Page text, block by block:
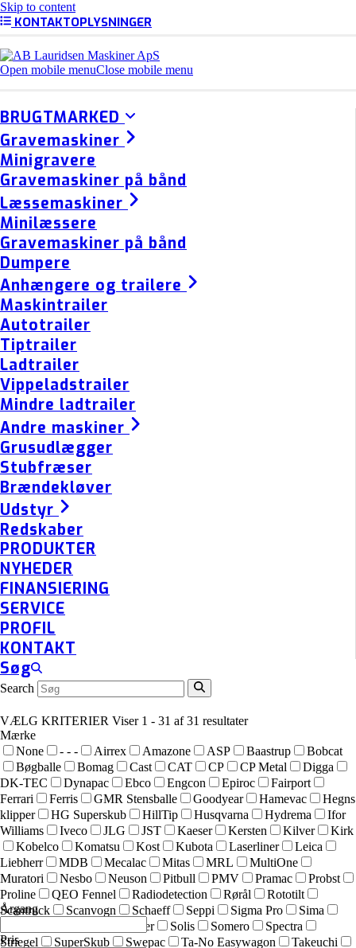
Skip to content
KONTAKTOPLYSNINGER
Open mobile menuClose mobile menu
BRUGTMARKED
Gravemaskiner
Minigravere
Gravemaskiner på bånd
Læssemaskiner
Minilæssere
Gravemaskiner på bånd
Dumpere
Anhængere og trailere
Maskintrailer
Autotrailer
Tiptrailer
Ladtrailer
Vippeladstrailer
Mindre ladtrailer
Andre maskiner
Grusudlægger
Stubfræser
Brændekløver
Udstyr
Redskaber
PRODUKTER
NYHEDER
FINANSIERING
SERVICE
PROFIL
KONTAKT
Søg
Search
VÆLG KRITERIER Viser 1 - 31 af 31 resultater
Mærke
None
- - - Airrex Amazone ASP Baastrup
Bobcat
Bøgballe
Bomag Cast CAT CP CP Metal
Digga
DK-TEC
Dynapac Ebco Engcon Epiroc
Fairport
Ferrari
Ferris GMR Stensballe Goodyear Hamevac
Hegns
klipper
HG Superskub HillTip Husqvarna Hydrema
Ifor
Williams
Iveco JLG JST Kaeser Kersten Kilver
Kirk
Kobelco
Komatsu Kost Kubota Laserliner
Leica
Liebherr
MDB Mecalac Mitas MRL
MultiOne
Muratori
Nesbo Neuson Pitbull PMV Pramac
Probst
Proline
QEO Fennel Radiodetection Rørål
Rototilt
Scantruck
Scanvogn Schaeff Seppi Sigma Pro
Sima
sneskraber Solis Somero
Spectra
Striegel
SuperSkub Swepac Ta-No Easywagon
Takeuchi
Årgang
Pris